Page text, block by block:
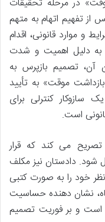
در مرحله تحقیقات
تفهیم اتهام به متهم
و موارد قانونی، اقدام
به دلیل اهمیت و شدت
تصمیم بازپرس به
موقت» به تأیید
سازوکار کنترلی برای
است.
تصریح می کند که قرار
شود. دادستان نیز مکلف
خود را به صورت کتبی
نشان دهنده حساسیت
است و بر فوریت تصمیم